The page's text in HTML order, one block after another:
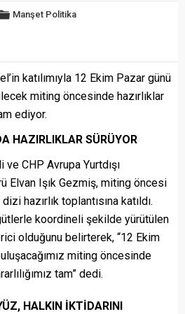
Manşet Politika
katılımıyla 12 Ekim Pazar günü
miting öncesinde hazırlıklar
ediyor.
HAZIRLIKLAR SÜRÜYOR
CHP Avrupa Yurtdışı
Elvan Işık Gezmiş, miting öncesi
hazırlık toplantısına katıldı.
koordineli şekilde yürütülen
olduğunu belirterek, “12 Ekim
miting öncesinde
tam” dedi.
HALKIN İKTİDARINI